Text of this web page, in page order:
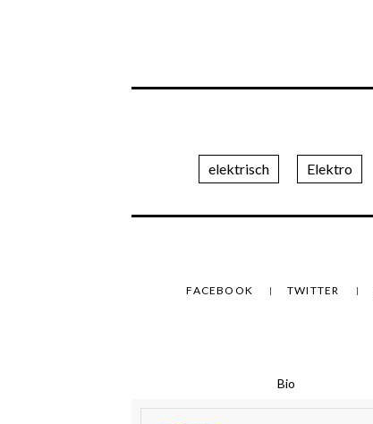
elektrisch Elektro
FACEBOOK TWITTER
Bio